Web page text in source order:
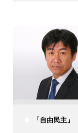
「自由民主」